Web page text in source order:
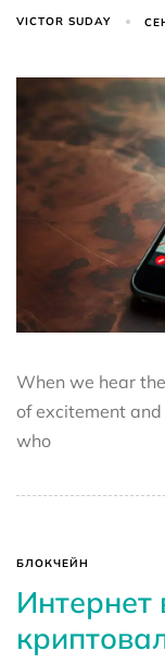
VICTOR SUDAY
When we hear
of excitement
who
БЛОКЧЕЙН
Интернет